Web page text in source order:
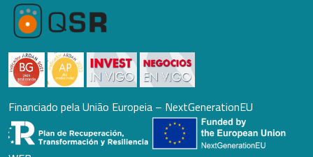
Financiado pela União Europeia – NextGenerationEU